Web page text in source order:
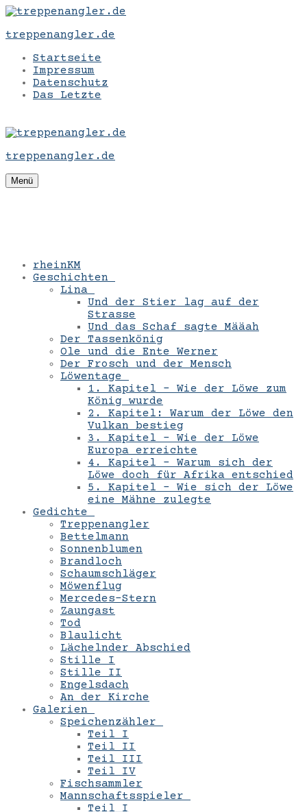
Zum
springen
Menü
Schließen
treppenangler.de
Startseite
Impressum
Datenschutz
Das Letzte
treppenangler.de
Menü
rheinKM
Geschichten
Lina
Und der Stier lag auf der
Strasse
Und das Schaf sagte Määah
Der Tassenkönig
Ole und die Ente Werner
Der Frosch und der Mensch
Löwentage
1. Kapitel – Wie der Löwe zum
König wurde
2. Kapitel: Warum der Löwe den
Vulkan bestieg
3. Kapitel – Wie der Löwe
Europa erreichte
4. Kapitel – Warum sich der
Löwe doch für Afrika entschied
5. Kapitel – Wie sich der Löwe
eine Mähne zulegte
Gedichte
Treppenangler
Bettelmann
Sonnenblumen
Brandloch
Schaumschläger
Möwenflug
Mercedes-Stern
Zaungast
Tod
Blaulicht
Lächelnder Abschied
Stille I
Stille II
Engelsdach
An der Kirche
Galerien
Speichenzähler
Teil I
Teil II
Teil III
Teil IV
Fischsammler
Mannschaftsspieler
Teil I